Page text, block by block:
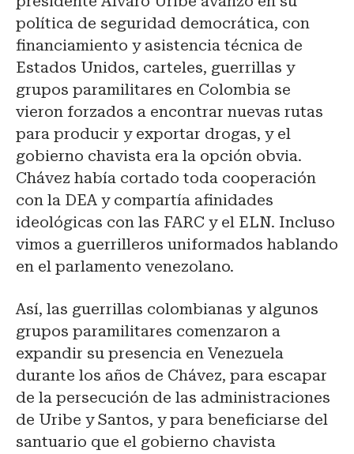
política de seguridad democrática, con
financiamiento y asistencia técnica de
Estados Unidos, carteles, guerrillas y
grupos paramilitares en Colombia se
vieron forzados a encontrar nuevas rutas
para producir y exportar drogas, y el
gobierno chavista era la opción obvia.
Chávez había cortado toda cooperación
con la DEA y compartía afinidades
ideológicas con las FARC y el ELN. Incluso
vimos a guerrilleros uniformados hablando
en el parlamento venezolano.
Así, las guerrillas colombianas y algunos
grupos paramilitares comenzaron a
expandir su presencia en Venezuela
durante los años de Chávez, para escapar
de la persecución de las administraciones
de Uribe y Santos, y para beneficiarse del
santuario que el gobierno chavista